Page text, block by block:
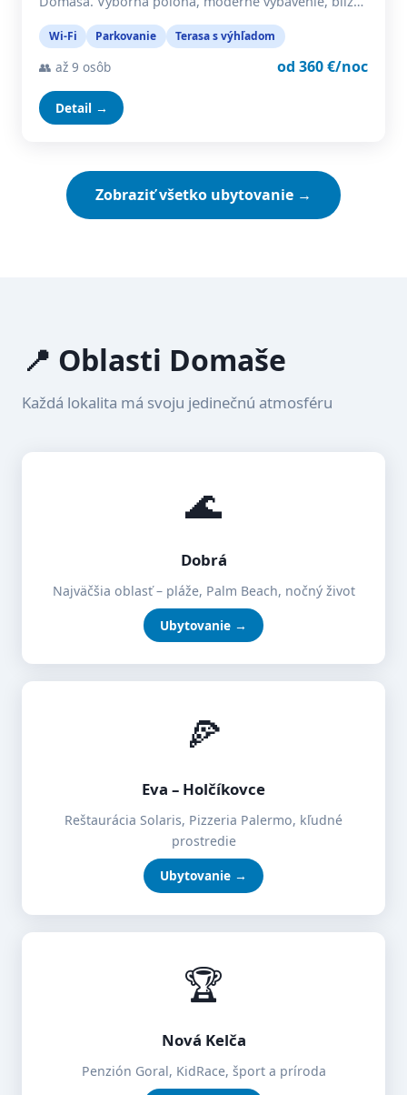
Wi-Fi Parkovanie Terasa s výhľadom
👥 až 9 osôb od 360 €/noc
Detail →
Zobraziť všetko ubytovanie →
📍 Oblasti Domaše
Každá lokalita má svoju jedinečnú atmosféru
🌊
Dobrá
Najväčšia oblasť – pláže, Palm Beach, nočný život
Ubytovanie →
🍕
Eva – Holčíkovce
Reštaurácia Solaris, Pizzeria Palermo, kľudné
prostredie
Ubytovanie →
🏆
Nová Kelča
Penzión Goral, KidRace, šport a príroda